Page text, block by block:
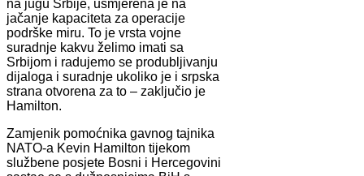
na jugu Srbije, usmjerena je na
jačanje kapaciteta za operacije
podrške miru. To je vrsta vojne
suradnje kakvu želimo imati sa
Srbijom i radujemo se produbljivanju
dijaloga i suradnje ukoliko je i srpska
strana otvorena za to – zaključio je
Hamilton.
Zamjenik pomoćnika gavnog tajnika
NATO-a Kevin Hamilton tijekom
službene posjete Bosni i Hercegovini